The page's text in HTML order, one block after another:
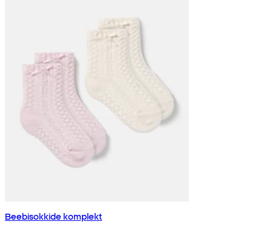
Beebisokkide komplekt